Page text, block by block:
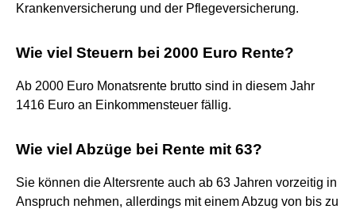
Krankenversicherung und der Pflegeversicherung.
Wie viel Steuern bei 2000 Euro Rente?
Ab 2000 Euro Monatsrente brutto sind in diesem Jahr
1416 Euro an Einkommensteuer fällig.
Wie viel Abzüge bei Rente mit 63?
Sie können die Altersrente auch ab 63 Jahren vorzeitig in
Anspruch nehmen, allerdings mit einem Abzug von bis zu